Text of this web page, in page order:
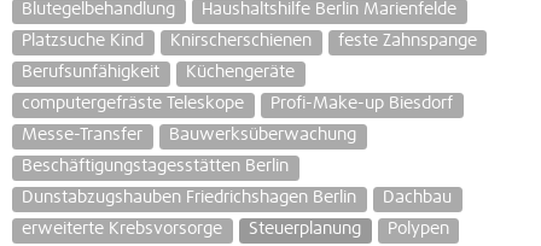
Blutegelbehandlung
Haushaltshilfe Berlin Marienfelde
Platzsuche Kind
Knirscherschienen
feste Zahnspange
Berufsunfähigkeit
Küchengeräte
computergefräste Teleskope
Profi-Make-up Biesdorf
Messe-Transfer
Bauwerksüberwachung
Beschäftigungstagesstätten Berlin
Dunstabzugshauben Friedrichshagen Berlin
Dachbau
erweiterte Krebsvorsorge
Steuerplanung
Polypen